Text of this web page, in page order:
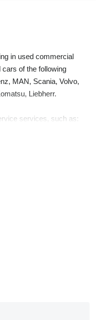
in used commercial
of the following
MAN, Scania, Volvo,
Liebherr.
services, such as:
affairs. We transform